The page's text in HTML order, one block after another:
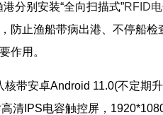
分别安装“全向扫描式”RFID
防止渔船带病出港、不停船
作用。
带安卓Android 11.0(不定期
清IPS电容触控屏，